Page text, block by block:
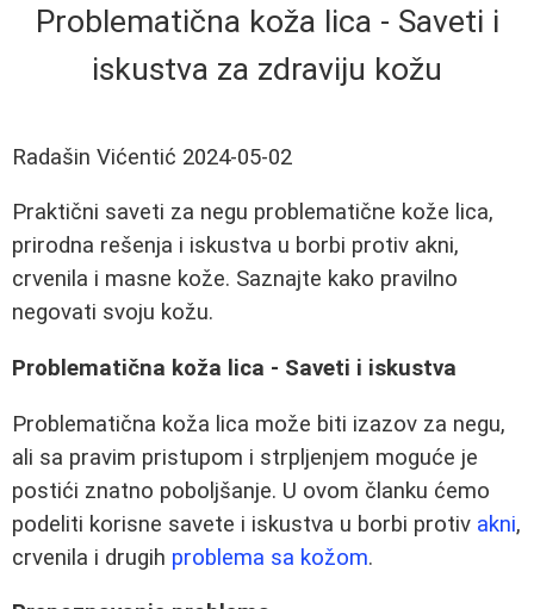
Problematična koža lica - Saveti i
iskustva za zdraviju kožu
Radašin Vićentić 2024-05-02
Praktični saveti za negu problematične kože lica,
prirodna rešenja i iskustva u borbi protiv akni,
crvenila i masne kože. Saznajte kako pravilno
negovati svoju kožu.
Problematična koža lica - Saveti i iskustva
Problematična koža lica može biti izazov za negu,
ali sa pravim pristupom i strpljenjem moguće je
postići znatno poboljšanje. U ovom članku ćemo
podeliti korisne savete i iskustva u borbi protiv akni,
crvenila i drugih problema sa kožom.